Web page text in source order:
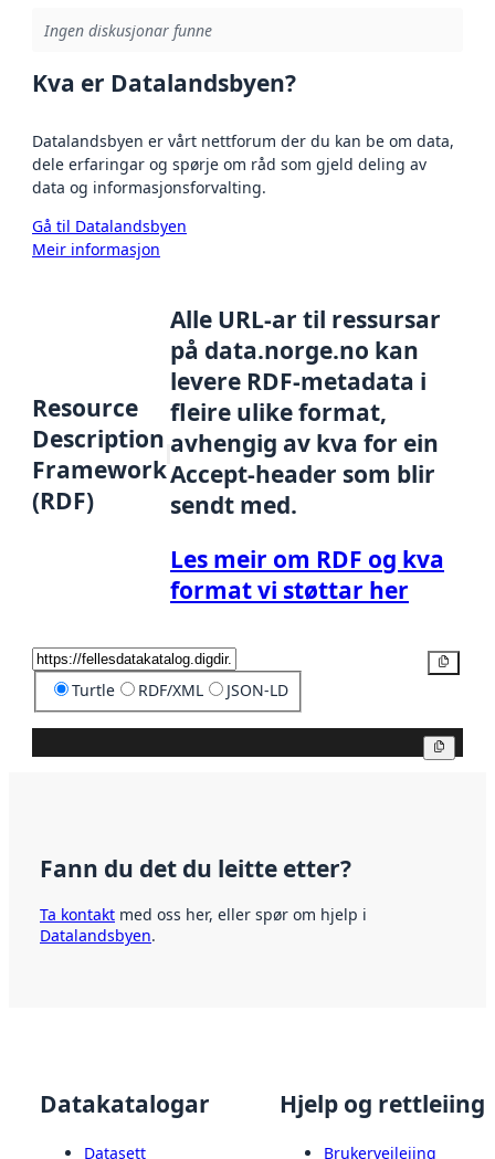
Ingen diskusjonar funne
Kva er Datalandsbyen?
Datalandsbyen er vårt nettforum der du kan be om data,
dele erfaringar og spørje om råd som gjeld deling av
data og informasjonsforvalting.
Gå til Datalandsbyen
Meir informasjon
Resource
Description
Framework
(RDF)
Alle URL-ar til ressursar
på data.norge.no kan
levere RDF-metadata i
fleire ulike format,
avhengig av kva for ein
Accept-header som blir
sendt med.
Les meir om RDF og kva
format vi støttar her
Turtle RDF/XML JSON-LD
Fann du det du leitte etter?
Ta kontakt med oss her, eller spør om hjelp i
Datalandsbyen.
Datakatalogar
Datasett
Hjelp og rettleiing
Brukerveileiing